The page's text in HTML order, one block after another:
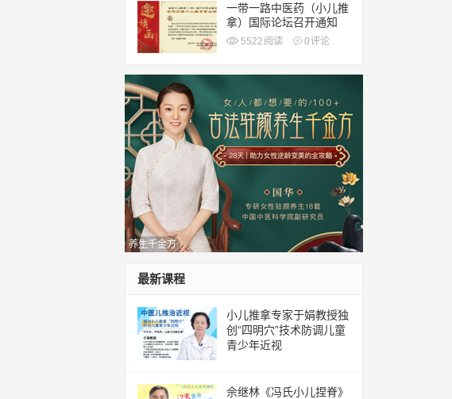
一带一路中医药（小儿推
拿）国际论坛召开通知
5522 阅读 0评论
养生千金方
最新课程
小儿推拿专家于娟教授独
创“四明穴”技术防调儿童
青少年近视
佘继林《冯氏小儿捏脊》